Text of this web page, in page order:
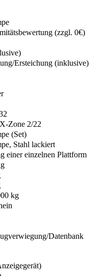
(zzgl. 0€)
Ersteichung (inklusive)
Zone 2/22
(Set)
Stahl lackiert
einer einzelnen Plattform
kg
Datenbank